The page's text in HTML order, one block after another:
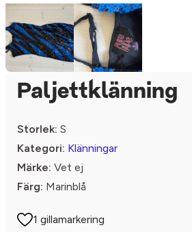
Paljettklänning
Storlek: S
Kategori: Klänningar
Märke: Vet ej
Färg: Marinblå
1 gillamarkering